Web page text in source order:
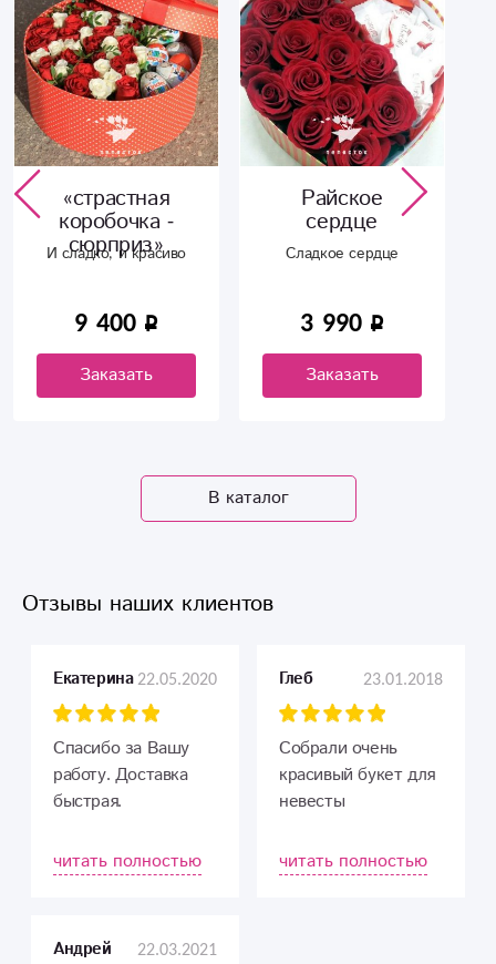
«страстная
коробочка -
сюрприз»
И сладко, и красиво
9 400
Заказать
Райское
сердце
Сладкое сердце
3 990
Заказать
В каталог
Отзывы наших клиентов
Екатерина 22.05.2020
Спасибо за Вашу
работу. Доставка
быстрая.
читать полностью
Глеб 23.01.2018
Собрали очень
красивый букет для
невесты
читать полностью
Андрей 22.03.2021